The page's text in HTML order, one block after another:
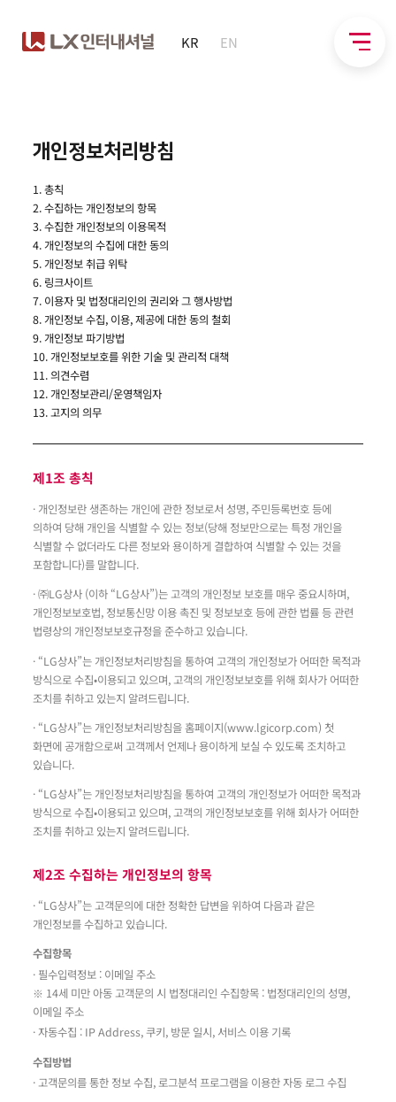
KR EN
개인정보처리방침
1. 총칙
2. 수집하는 개인정보의 항목
3. 수집한 개인정보의 이용목적
4. 개인정보의 수집에 대한 동의
5. 개인정보 취급 위탁
6. 링크사이트
7. 이용자 및 법정대리인의 권리와 그 행사방법
8. 개인정보 수집, 이용, 제공에 대한 동의 철회
9. 개인정보 파기방법
10. 개인정보보호를 위한 기술 및 관리적 대책
11. 의견수렴
12. 개인정보관리/운영책임자
13. 고지의 의무
제1조 총칙
· 개인정보란 생존하는 개인에 관한 정보로서 성명, 주민등록번호 등에
의하여 당해 개인을 식별할 수 있는 정보(당해 정보만으로는 특정 개인을
식별할 수 없더라도 다른 정보와 용이하게 결합하여 식별할 수 있는 것을
포함합니다)를 말합니다.
· ㈜LG상사 (이하 “LG상사”)는 고객의 개인정보 보호를 매우 중요시하며,
개인정보보호법, 정보통신망 이용 촉진 및 정보보호 등에 관한 법률 등 관련
법령상의 개인정보보호규정을 준수하고 있습니다.
· “LG상사”는 개인정보처리방침을 통하여 고객의 개인정보가 어떠한 목적과
방식으로 수집•이용되고 있으며, 고객의 개인정보보호를 위해 회사가 어떠한
조치를 취하고 있는지 알려드립니다.
· “LG상사”는 개인정보처리방침을 홈페이지(www.lgicorp.com) 첫
화면에 공개함으로써 고객께서 언제나 용이하게 보실 수 있도록 조치하고
있습니다.
· “LG상사”는 개인정보처리방침을 통하여 고객의 개인정보가 어떠한 목적과
방식으로 수집•이용되고 있으며, 고객의 개인정보보호를 위해 회사가 어떠한
조치를 취하고 있는지 알려드립니다.
제2조 수집하는 개인정보의 항목
· “LG상사”는 고객문의에 대한 정확한 답변을 위하여 다음과 같은
개인정보를 수집하고 있습니다.
수집항목
· 필수입력정보 : 이메일 주소
※ 14세 미만 아동 고객문의 시 법정대리인 수집항목 : 법정대리인의 성명,
이메일 주소
· 자동수집 : IP Address, 쿠키, 방문 일시, 서비스 이용 기록
수집방법
· 고객문의를 통한 정보 수집, 로그분석 프로그램을 이용한 자동 로그 수집